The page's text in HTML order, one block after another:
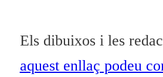
Els dibuixos i les
aquest enllaç podeu